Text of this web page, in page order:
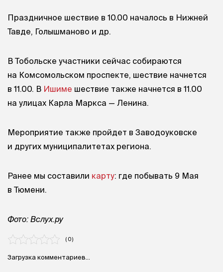
Праздничное шествие в 10.00 началось в Нижней
Тавде, Голышманово и др.
В Тобольске участники сейчас собираются
на Комсомольском проспекте, шествие начнется
в 11.00. В Ишиме шествие также начнется в 11.00
на улицах Карла Маркса — Ленина.
Мероприятие также пройдет в Заводоуковске
и других муниципалитетах региона.
Ранее мы составили карту: где побывать 9 Мая
в Тюмени.
Фото: Вслух.ру
( 0 )
Загрузка комментариев...